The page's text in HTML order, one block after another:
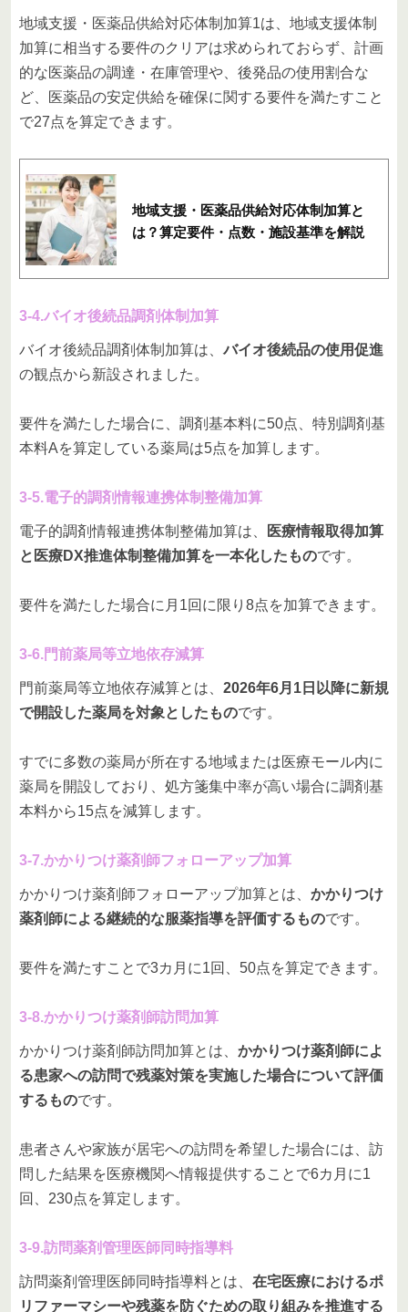
地域支援・医薬品供給対応体制加算1は、地域支援体制
加算に相当する要件のクリアは求められておらず、計画
的な医薬品の調達・在庫管理や、後発品の使用割合な
ど、医薬品の安定供給を確保に関する要件を満たすこと
で27点を算定できます。
地域支援・医薬品供給対応体制加算と
は？算定要件・点数・施設基準を解説
3-4.バイオ後続品調剤体制加算
バイオ後続品調剤体制加算は、バイオ後続品の使用促進
の観点から新設されました。
要件を満たした場合に、調剤基本料に50点、特別調剤基
本料Aを算定している薬局は5点を加算します。
3-5.電子的調剤情報連携体制整備加算
電子的調剤情報連携体制整備加算は、
医療情報取得加算
と医療DX推進体制整備加算を一本化したものです。
要件を満たした場合に月1回に限り8点を加算できます。
3-6.門前薬局等立地依存減算
門前薬局等立地依存減算とは、 2026年6月1日以降に新規
で開設した薬局を対象としたものです。
すでに多数の薬局が所在する地域または医療モール内に
薬局を開設しており、処方箋集中率が高い場合に調剤基
本料から15点を減算します。
3-7.かかりつけ薬剤師フォローアップ加算
かかりつけ薬剤師フォローアップ加算とは、 かかりつけ
薬剤師による継続的な服薬指導を評価するものです。
要件を満たすことで3カ月に1回、50点を算定できます。
3-8.かかりつけ薬剤師訪問加算
かかりつけ薬剤師訪問加算とは、 かかりつけ薬剤師によ
る患家への訪問で残薬対策を実施した場合について評価
するものです。
患者さんや家族が居宅への訪問を希望した場合には、訪
問した結果を医療機関へ情報提供することで6カ月に1
回、230点を算定します。
3-9.訪問薬剤管理医師同時指導料
訪問薬剤管理医師同時指導料とは、 在宅医療におけるポ
リファーマシーや残薬を防ぐための取り組みを推進する